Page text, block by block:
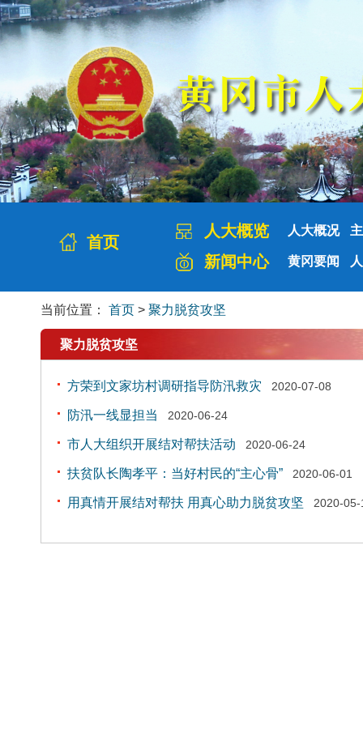
首页
人大概览 人大概况
新闻中心 黄冈要闻
当前位置： 首页 > 聚力脱贫攻坚
聚力脱贫攻坚
方荣到文家坊村调研指导防汛救灾 2020-07-08
防汛一线显担当 2020-06-24
市人大组织开展结对帮扶活动 2020-06-24
扶贫队长陶孝平：当好村民的“主心骨” 2020-06-01
用真情开展结对帮扶 用真心助力脱贫攻坚 2020-05-